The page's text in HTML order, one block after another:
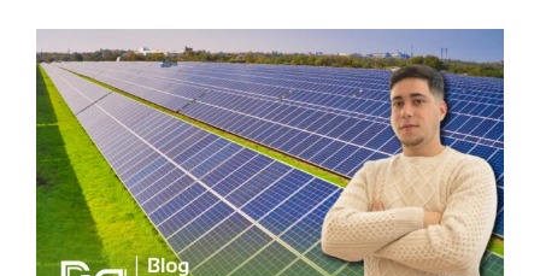
imagen
más
grande